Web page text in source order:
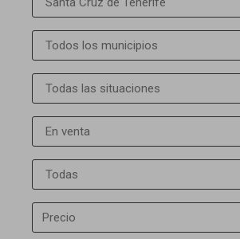
Precio